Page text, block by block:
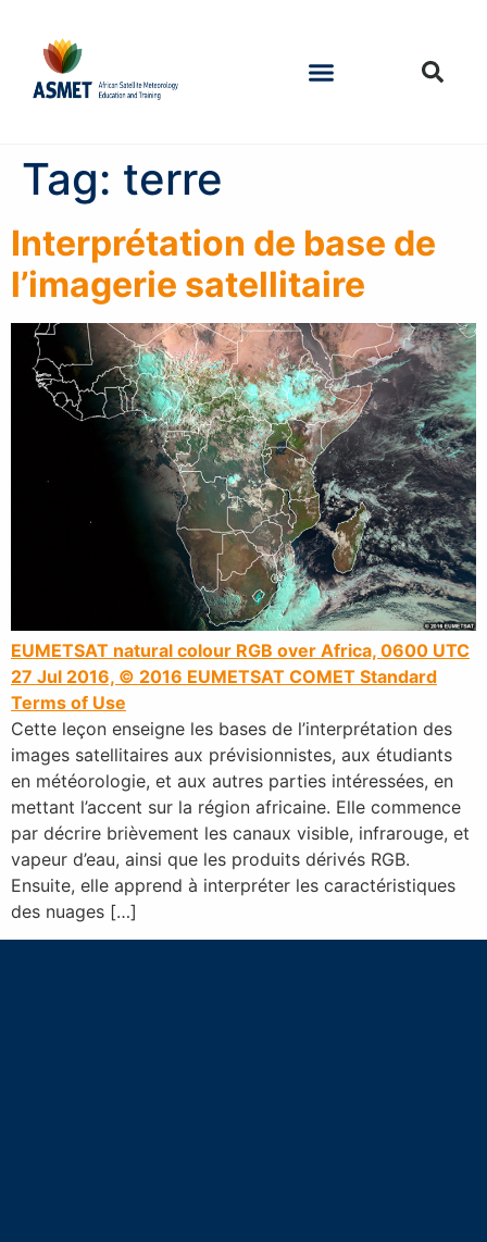
Tag: terre
Interprétation de base de
l’imagerie satellitaire
EUMETSAT natural colour RGB over Africa, 0600 UTC
27 Jul 2016, © 2016 EUMETSAT COMET Standard
Terms of Use
Cette leçon enseigne les bases de l’interprétation des
images satellitaires aux prévisionnistes, aux étudiants
en météorologie, et aux autres parties intéressées, en
mettant l’accent sur la région africaine. Elle commence
par décrire brièvement les canaux visible, infrarouge, et
vapeur d’eau, ainsi que les produits dérivés RGB.
Ensuite, elle apprend à interpréter les caractéristiques
des nuages […]